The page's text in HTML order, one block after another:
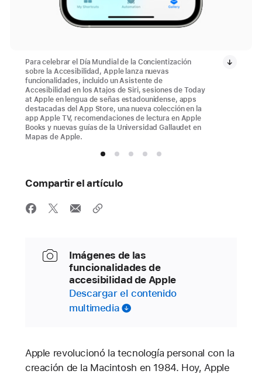
Para celebrar el Día Mundial de la Concientización
sobre la Accesibilidad, Apple lanza nuevas
funcionalidades, incluido un Asistente de
Accesibilidad en los Atajos de Siri, sesiones de Today
at Apple en lengua de señas estadounidense, apps
destacadas del App Store, una nueva colección en la
app Apple TV, recomendaciones de lectura en Apple
Books y nuevas guías de la Universidad Gallaudet en
Mapas de Apple.
Compartir el artículo
Imágenes de las
funcionalidades de
accesibilidad de Apple
Descargar el contenido
multimedia
Apple revolucionó la tecnología personal con la
creación de la Macintosh en 1984. Hoy, Apple